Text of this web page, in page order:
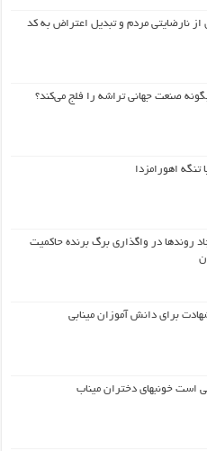
از نارضایتی مردم و تبدیل اعتراض به کد
صنعت جهانی تراشه را فلج می‌کند؟
تنگه اهورامزدا
روندها در واگذاری برگ برنده حاکمیت
برای دانش آموزان مینابی
است خونبهای دختران میناب